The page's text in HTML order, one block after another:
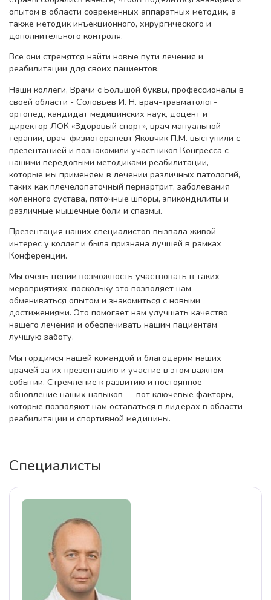
опытом в области современных аппаратных методик, а
также методик инъекционного, хирургического и
дополнительного контроля.
Все они стремятся найти новые пути лечения и
реабилитации для своих пациентов.
Наши коллеги, Врачи с Большой буквы, профессионалы в
своей области - Соловьев И. Н. врач-травматолог-
ортопед, кандидат медицинских наук, доцент и
директор ЛОК «Здоровый спорт», врач мануальной
терапии, врач-физиотерапевт Яковчик П.М. выступили с
презентацией и познакомили участников Конгресса с
нашими передовыми методиками реабилитации,
которые мы применяем в лечении различных патологий,
таких как плечелопаточный периартрит, заболевания
коленного сустава, пяточные шпоры, эпикондилиты и
различные мышечные боли и спазмы.
Презентация наших специалистов вызвала живой
интерес у коллег и была признана лучшей в рамках
Конференции.
Мы очень ценим возможность участвовать в таких
мероприятиях, поскольку это позволяет нам
обмениваться опытом и знакомиться с новыми
достижениями. Это помогает нам улучшать качество
нашего лечения и обеспечивать нашим пациентам
лучшую заботу.
Мы гордимся нашей командой и благодарим наших
врачей за их презентацию и участие в этом важном
событии. Стремление к развитию и постоянное
обновление наших навыков — вот ключевые факторы,
которые позволяют нам оставаться в лидерах в области
реабилитации и спортивной медицины.
Специалисты